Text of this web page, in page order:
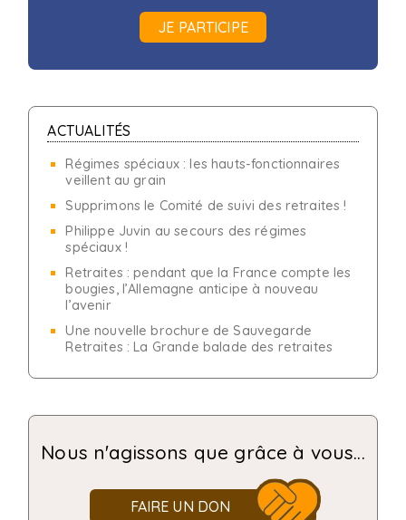
JE PARTICIPE
ACTUALITÉS
Régimes spéciaux : les hauts-fonctionnaires
veillent au grain
Supprimons le Comité de suivi des retraites !
Philippe Juvin au secours des régimes
spéciaux !
Retraites : pendant que la France compte les
bougies, l’Allemagne anticipe à nouveau
l’avenir
Une nouvelle brochure de Sauvegarde
Retraites : La Grande balade des retraites
Nous n'agissons que grâce à vous...
FAIRE UN DON